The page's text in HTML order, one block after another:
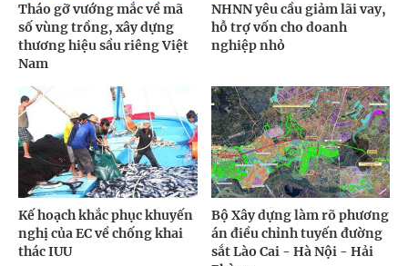
Tháo gỡ vướng mắc về mã
số vùng trồng, xây dựng
thương hiệu sầu riêng Việt
Nam
NHNN yêu cầu giảm lãi vay,
hỗ trợ vốn cho doanh
nghiệp nhỏ
Kế hoạch khắc phục khuyến
nghị của EC về chống khai
thác IUU
Bộ Xây dựng làm rõ phương
án điều chỉnh tuyến đường
sắt Lào Cai - Hà Nội - Hải